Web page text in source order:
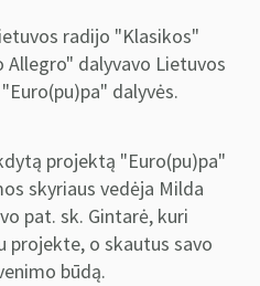
radijo "Klasikos"
dalyvavo Lietuvos
dalyvės.
projektą "Euro(pu)pa"
skyriaus vedėja Milda
pat. sk. Gintarė, kuri
projekte, o skautus savo
būdą.